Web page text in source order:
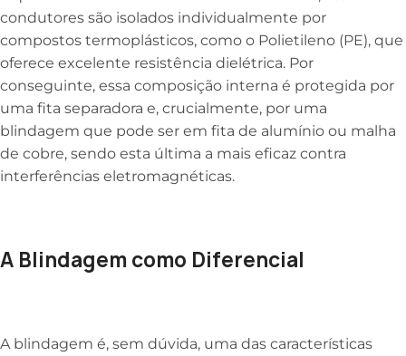
condutores são isolados individualmente por
compostos termoplásticos, como o Polietileno (PE), que
oferece excelente resistência dielétrica. Por
conseguinte, essa composição interna é protegida por
uma fita separadora e, crucialmente, por uma
blindagem que pode ser em fita de alumínio ou malha
de cobre, sendo esta última a mais eficaz contra
interferências eletromagnéticas.
A Blindagem como Diferencial
A blindagem é, sem dúvida, uma das características